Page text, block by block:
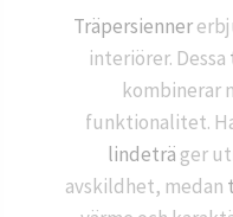
Träpersienner
interiörer. Dessa
kombinerar
funktionalitet.
lindeträ ger
avskildhet, medan